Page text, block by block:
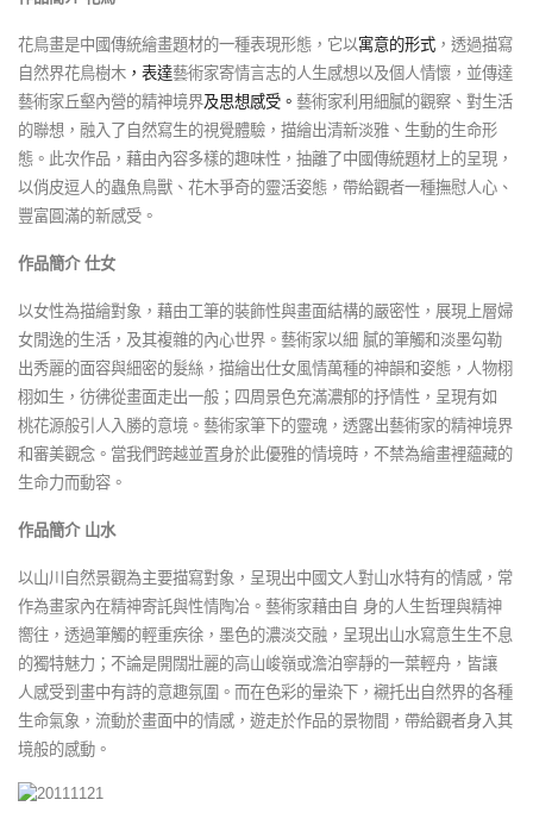
花鳥畫是中國傳統繪畫題材的一種表現形態，它以寓意的形式 ，透過描寫
自然界花鳥樹木 ， 表達藝術家寄情言志的人生感想以及個人情懷，並傳達
藝術家丘壑內營的精神境界及思想感受。 藝術家利用細膩的觀察、對生活
的聯想，融入了自然寫生的視覺體驗，描繪出清新淡雅、生動的生命形
態。此次作品，藉由內容多樣的趣味性，抽離了中國傳統題材上的呈現，
以俏皮逗人的蟲魚鳥獸、花木爭奇的靈活姿態，帶給觀者一種撫慰人心、
豐富圓滿的新感受。
作品簡介 仕女
以女性為描繪對象，藉由工筆的裝飾性與畫面結構的嚴密性，展現上層婦
女閒逸的生活，及其複雜的內心世界。藝術家以細 膩的筆觸和淡墨勾勒
出秀麗的面容與細密的髮絲，描繪出仕女風情萬種的神韻和姿態，人物栩
栩如生，彷彿從畫面走出一般；四周景色充滿濃郁的抒情性，呈現有如
桃花源般引人入勝的意境。藝術家筆下的靈魂，透露出藝術家的精神境界
和審美觀念。當我們跨越並置身於此優雅的情境時，不禁為繪畫裡蘊藏的
生命力而動容。
作品簡介 山水
以山川自然景觀為主要描寫對象，呈現出中國文人對山水特有的情感，常
作為畫家內在精神寄託與性情陶冶。藝術家藉由自 身的人生哲理與精神
嚮往，透過筆觸的輕重疾徐，墨色的濃淡交融，呈現出山水寫意生生不息
的獨特魅力；不論是開闊壯麗的高山峻嶺或澹泊寧靜的一葉輕舟，皆讓
人感受到畫中有詩的意趣氛圍。而在色彩的暈染下，襯托出自然界的各種
生命氣象，流動於畫面中的情感，遊走於作品的景物間，帶給觀者身入其
境般的感動。